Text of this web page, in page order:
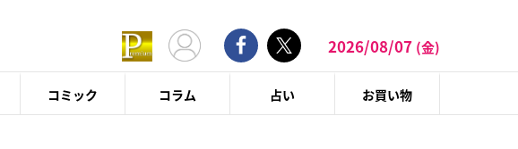
2026/08/07 (金)
コミック コラム 占い お買い物